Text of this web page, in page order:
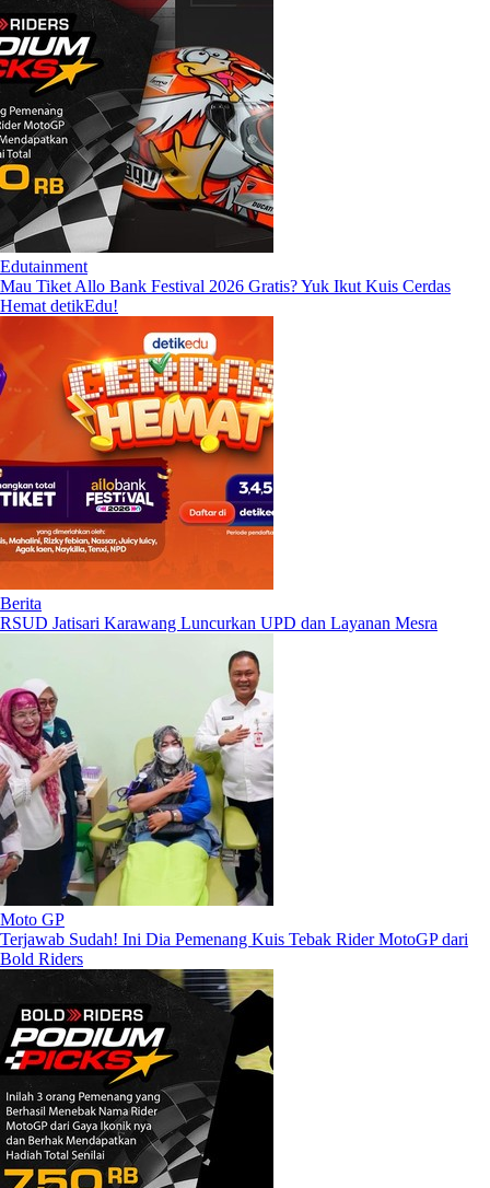
Edutainment
Mau Tiket Allo Bank Festival 2026 Gratis? Yuk Ikut Kuis Cerdas
Hemat detikEdu!
Berita
RSUD Jatisari Karawang Luncurkan UPD dan Layanan Mesra
Moto GP
Terjawab Sudah! Ini Dia Pemenang Kuis Tebak Rider MotoGP dari
Bold Riders